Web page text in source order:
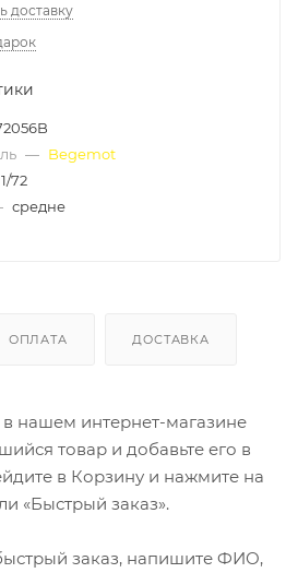
доставку
— Begemot
1/72
средне
ОПЛАТА ДОСТАВКА
нашем интернет-магазине
товар и добавьте его в
в Корзину и нажмите на
«Быстрый заказ».
заказ, напишите ФИО,